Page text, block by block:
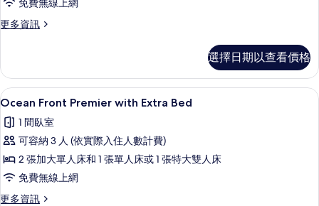
Floor
Guaranteed
Bed
的
所
有
相
片
更多資訊
更
Upper
Floor
Guaranteed
Extra
Bed
詳
情
選擇日期以查看價格
顯
示
Ocean
Front
Premier
with
Extra
客房內保險箱、書桌、免費無線上網、
14
Ocean Front Premier with Extra Bed
1 間臥室
可容納 3 人 (依實際入住人數計費)
2 張加大單人床和 1 張單人床或 1 張特大雙人床
免費無線上網
更多資訊
更